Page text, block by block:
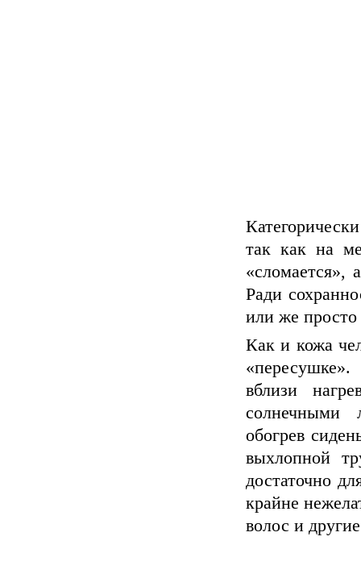
так как на
«сломается»,
Ради
или же просто
Как и кожа
вблизи
солнечными
обогрев
выхлопной
достаточно
крайне
волос и